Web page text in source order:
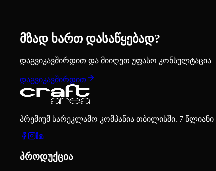
მზად ხართ დასაწყებად?
დაგვიკავშირდით და მიიღეთ უფასო კონსულტაცია
დაგვიკავშირდით
პრემიუმ სარეკლამო კომპანია თბილისში. 7
პროდუქცია